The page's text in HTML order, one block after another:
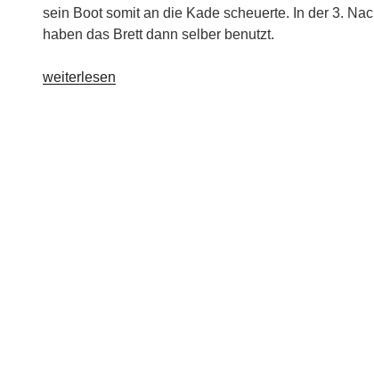
sein Boot somit an die Kade scheuerte. In der 3.
haben das Brett dann selber benutzt.
„Deutsche
weiterlesen